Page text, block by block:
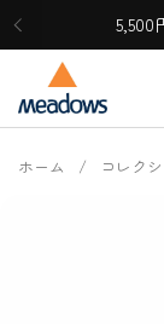
コンテンツへスキ
5,500
ホーム / コレク